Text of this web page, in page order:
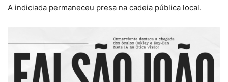
A indiciada permaneceu presa na cadeia pública local.